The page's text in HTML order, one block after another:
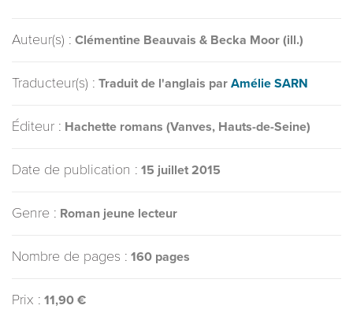
Auteur(s) : Clémentine Beauvais & Becka Moor (ill.)
Traducteur(s) : Traduit de l'anglais par Amélie SARN
Éditeur : Hachette romans (Vanves, Hauts-de-Seine)
Date de publication : 15 juillet 2015
Genre : Roman jeune lecteur
Nombre de pages : 160 pages
Prix : 11,90 €